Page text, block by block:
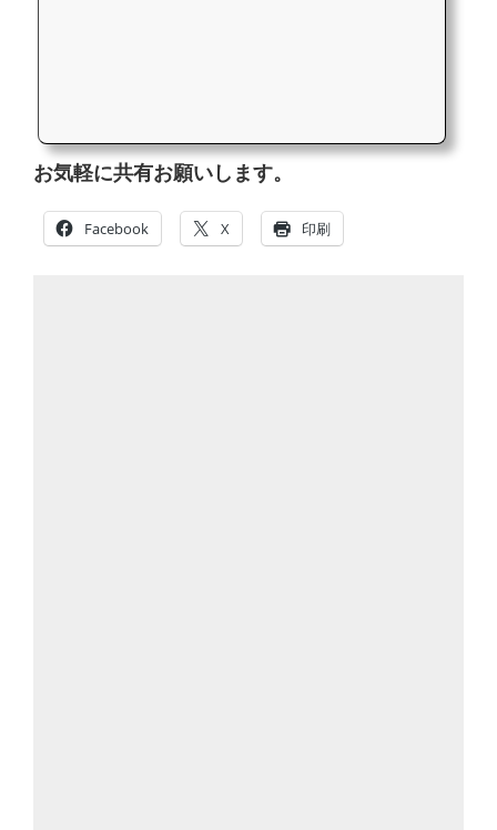
お気軽に共有お願いします。
Facebook X 印刷